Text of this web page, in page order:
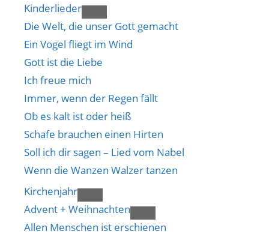
Kinderlieder
Die Welt, die unser Gott gemacht
Ein Vogel fliegt im Wind
Gott ist die Liebe
Ich freue mich
Immer, wenn der Regen fällt
Ob es kalt ist oder heiß
Schafe brauchen einen Hirten
Soll ich dir sagen – Lied vom Nabel
Wenn die Wanzen Walzer tanzen
Kirchenjahr
Advent + Weihnachten
Allen Menschen ist erschienen